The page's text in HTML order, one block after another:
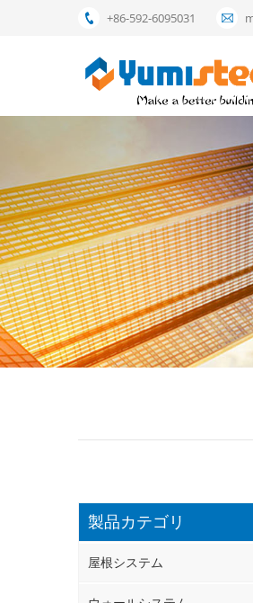
+86-592-6095031
製品カテゴリ
屋根システム